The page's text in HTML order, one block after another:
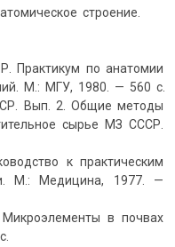
строение.
Практикум по анатомии
М.: МГУ, 1980. — 560 с.
Вып. 2. Общие методы
сырье МЗ СССР.
к практическим
М.: Медицина, 1977. —
в почвах